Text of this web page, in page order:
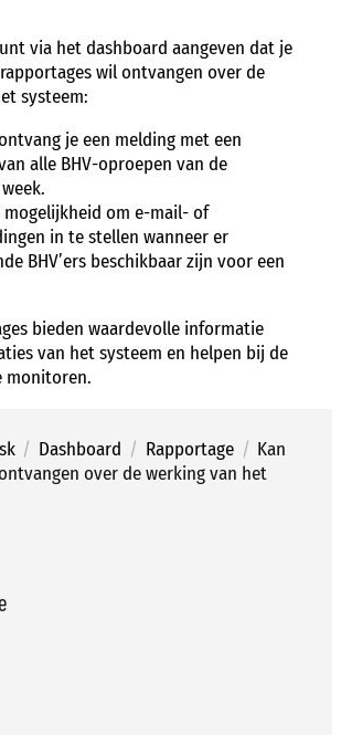
via het dashboard aangeven dat je
wil ontvangen over de
systeem:
je een melding met een
alle BHV-oproepen van de
mogelijkheid om e-mail- of
in te stellen wanneer er
BHV’ers beschikbaar zijn voor een
bieden waardevolle informatie
van het systeem en helpen bij de
/ Dashboard / Rapportage / Kan
over de werking van het